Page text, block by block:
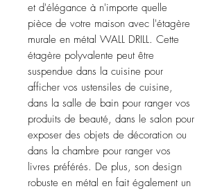
et d'élégance à n'importe quelle
pièce de votre maison avec l'étagère
murale en métal WALL DRILL. Cette
étagère polyvalente peut être
suspendue dans la cuisine pour
afficher vos ustensiles de cuisine,
dans la salle de bain pour ranger vos
produits de beauté, dans le salon pour
exposer des objets de décoration ou
dans la chambre pour ranger vos
livres préférés. De plus, son design
robuste en métal en fait également un